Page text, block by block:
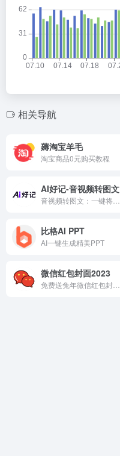
相关导航
薅淘宝羊毛
淘宝商品0元购买教程
AI好记-音视频转图文
比格AI PPT
AI一键生成精美PPT
微信红包封面2023